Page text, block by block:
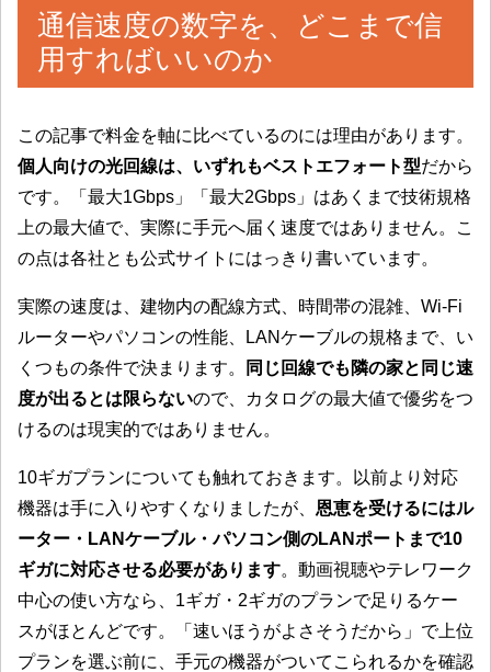
通信速度の数字を、どこまで信
用すればいいのか
この記事で料金を軸に比べているのには理由があります。
個人向けの光回線は、いずれもベストエフォート型だから
です。「最大1Gbps」「最大2Gbps」はあくまで技術規格
上の最大値で、実際に手元へ届く速度ではありません。こ
の点は各社とも公式サイトにはっきり書いています。
実際の速度は、建物内の配線方式、時間帯の混雑、Wi-Fi
ルーターやパソコンの性能、LANケーブルの規格まで、い
くつもの条件で決まります。
同じ回線でも隣の家と同じ速
度が出るとは限らないので、カタログの最大値で優劣をつ
けるのは現実的ではありません。
10ギガプランについても触れておきます。以前より対応
機器は手に入りやすくなりましたが、 恩恵を受けるにはル
ーター・LANケーブル・パソコン側のLANポートまで10
ギガに対応させる必要があります。動画視聴やテレワーク
中心の使い方なら、1ギガ・2ギガのプランで足りるケー
スがほとんどです。「速いほうがよさそうだから」で上位
プランを選ぶ前に、手元の機器がついてこられるかを確認